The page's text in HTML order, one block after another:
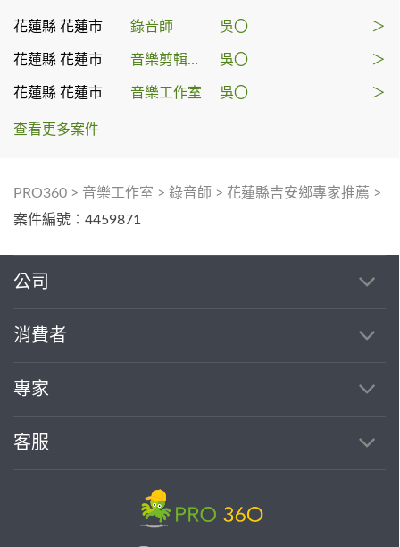
花蓮縣 花蓮市 錄音師 吳〇 ＞
花蓮縣 花蓮市 音樂剪輯後製 吳〇 ＞
花蓮縣 花蓮市 音樂工作室 吳〇 ＞
查看更多案件
PRO360 > 音樂工作室 > 錄音師 > 花蓮縣吉安鄉專家推薦 >
案件編號：4459871
公司
消費者
專家
客服